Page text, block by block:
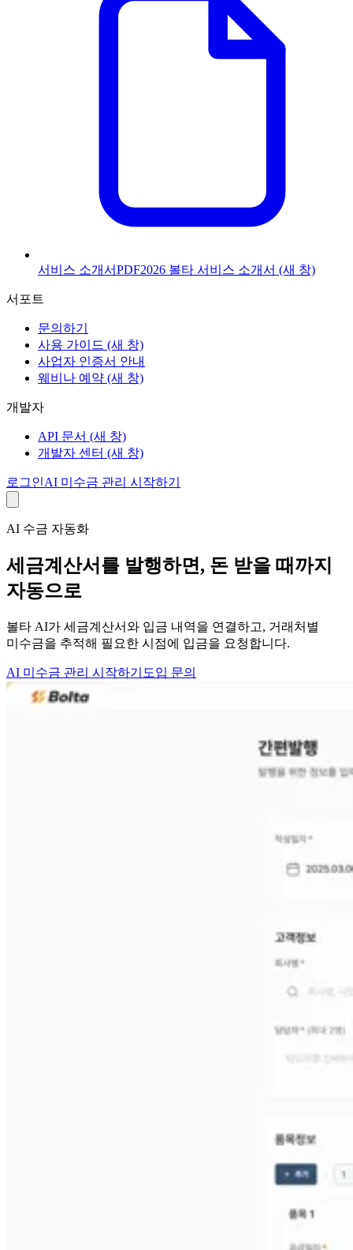
서비스 소개서PDF2026 볼타 서비스 소개서 (새 창)
서포트
문의하기
사용 가이드 (새 창)
사업자 인증서 안내
웨비나 예약 (새 창)
개발자
API 문서 (새 창)
개발자 센터 (새 창)
로그인AI 미수금 관리 시작하기
AI 수금 자동화
세금계산서를 발행하면, 돈 받을 때까지
자동으로
볼타 AI가 세금계산서와 입금 내역을 연결하고, 거래처별
미수금을 추적해 필요한 시점에 입금을 요청합니다.
AI 미수금 관리 시작하기 도입 문의